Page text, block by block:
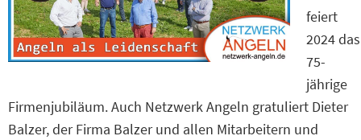
feiert
2024 das
75-
jährige
Firmenjubiläum. Auch Netzwerk Angeln gratuliert Dieter
Balzer, der Firma Balzer und allen Mitarbeitern und